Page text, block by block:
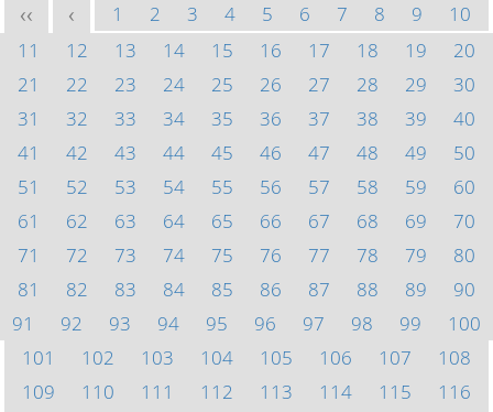
<< < 1 2 3 4 5 6 7 8 9
10
11
12 13 14 15 16 17 18 19
20
21
22 23 24 25 26 27 28 29
30
31
32 33 34 35 36 37 38 39
40
41
42 43 44 45 46 47 48 49
50
51
52 53 54 55 56 57 58 59
60
61
62 63 64 65 66 67 68 69
70
71
72 73 74 75 76 77 78 79
80
81
82 83 84 85 86 87 88 89
90
91
92 93 94 95 96 97 98 99
100
101
102 103 104 105 106 107
108
109
110 111 112 113 114 115
116